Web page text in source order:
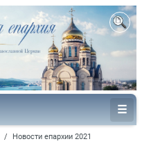
/ Новости епархии 2021